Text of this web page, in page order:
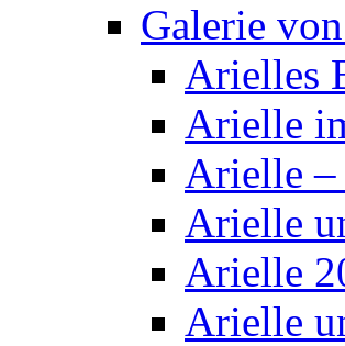
Galerie
Arielles
Arielle
Arielle –
Arielle
Arielle
Arielle